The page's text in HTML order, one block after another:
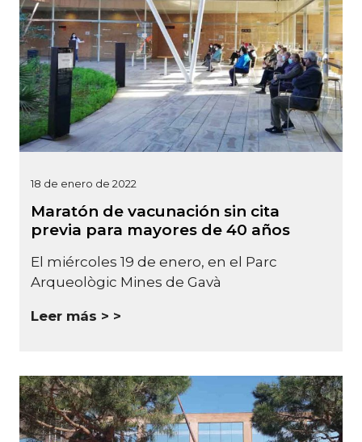
18 de enero de 2022
Maratón de vacunación sin cita
previa para mayores de 40 años
El miércoles 19 de enero, en el Parc
Arqueològic Mines de Gavà
Leer más >